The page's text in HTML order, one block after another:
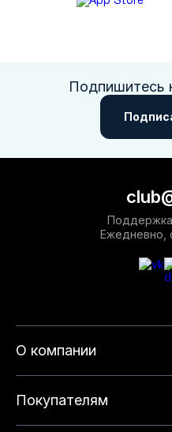
Подпишитесь
О компании
Покупателям
Поддержка
Ежедневно,